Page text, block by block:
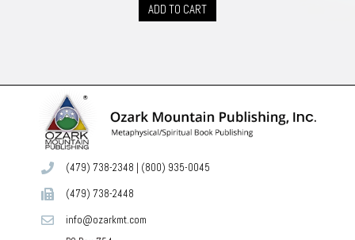
ADD TO CART
(479) 738-2348 | (800) 935-0045
(479) 738-2448
info@ozarkmt.com